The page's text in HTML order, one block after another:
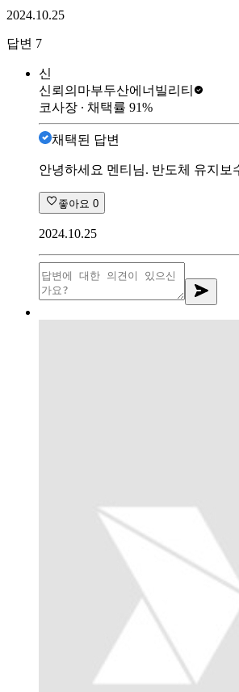
2024.10.25
답변 7
신
신뢰의마부두산에너빌리티
코사장 ∙ 채택률 91%
채택된 답변
안녕하세요 멘티님. 반도체 유지
좋아요 0
2024.10.25